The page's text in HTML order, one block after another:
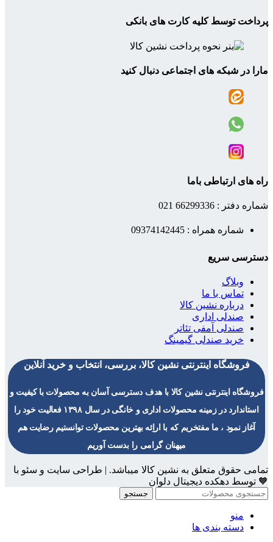
پرداخت توسط کلیه کارت های بانکی
مارا در شبکه های اجتماعی دنبال کنید
راه های ارتباطی باما
شماره دفتر : 66299336 021
شماره همراه : 09374142445
دسترسی سریع
وبلاگ
تماس با ما
درباره نشین کالا
صندلی اداری
صندلی آمفی تئاتر
خرید صندلی گیمینگ
فروشگاه اینترنتی نشین کالا، بررسی، انتخاب و خرید آنلاین
فروشگاه اینترنتی نشین کالا با هدف دسترسی آسان به محصولات با کیفیت و
استاندارد در زمینه محصولات اداری و خانگی در سال ۱۳۹۸ فعالیت خود را
آغاز نمود ، ما مفتخریم که با اراِئه بهترین محصولات توانستیم رضایت هم
میهنان گرامی را بدست آوریم
تمامی حقوق متعلق به نشین کالا میباشد. | طراحی سایت و سئو با
🧡 توسط دهکده دیجیتال دلوان
جستجو
منو
دسته بندی ها